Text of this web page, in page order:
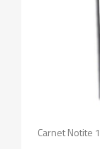
Carnet Notite